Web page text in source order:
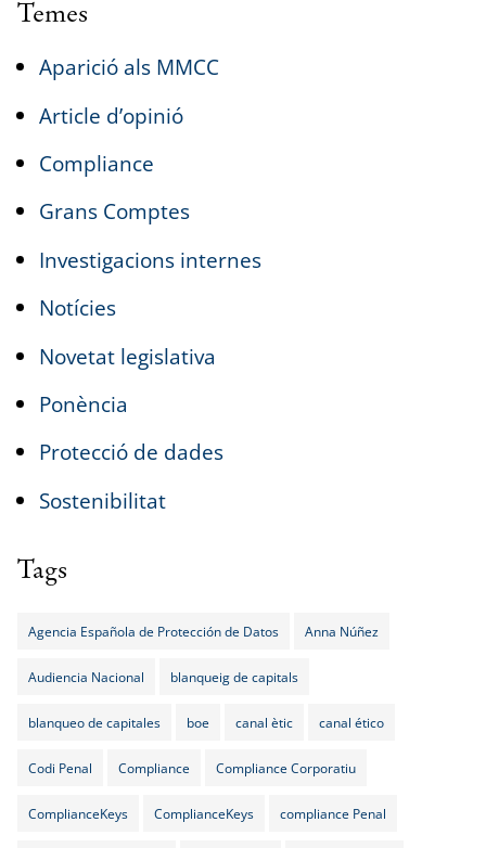
Temes
Aparició als MMCC
Article d’opinió
Compliance
Grans Comptes
Investigacions internes
Notícies
Novetat legislativa
Ponència
Protecció de dades
Sostenibilitat
Tags
Agencia Española de Protección de Datos Anna Núñez
Audiencia Nacional blanqueig de capitals
blanqueo de capitales boe canal ètic canal ético
Codi Penal Compliance Compliance Corporatiu
ComplianceKeys ComplianceKeys compliance Penal